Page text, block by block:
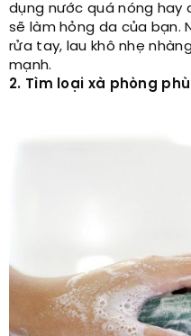
dụng nước quá nóng hay
sẽ làm hỏng da của bạn.
rửa tay, lau khô nhẹ
mạnh.
2. Tìm loại xà phòng